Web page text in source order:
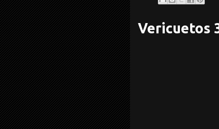
Vericuetos